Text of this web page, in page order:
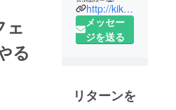
ェ
る
副実行委員
長です！
http://kikuchi-artfes.com/
メッセー
ジを送る
リターンを